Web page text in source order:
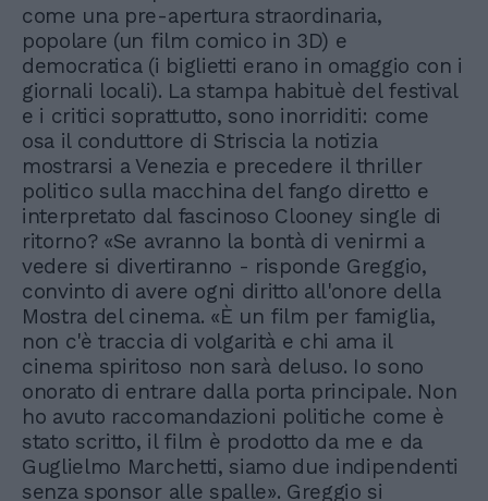
come una pre-apertura straordinaria,
popolare (un film comico in 3D) e
democratica (i biglietti erano in omaggio con i
giornali locali). La stampa habituè del festival
e i critici soprattutto, sono inorriditi: come
osa il conduttore di Striscia la notizia
mostrarsi a Venezia e precedere il thriller
politico sulla macchina del fango diretto e
interpretato dal fascinoso Clooney single di
ritorno? «Se avranno la bontà di venirmi a
vedere si divertiranno - risponde Greggio,
convinto di avere ogni diritto all'onore della
Mostra del cinema. «È un film per famiglia,
non c'è traccia di volgarità e chi ama il
cinema spiritoso non sarà deluso. Io sono
onorato di entrare dalla porta principale. Non
ho avuto raccomandazioni politiche come è
stato scritto, il film è prodotto da me e da
Guglielmo Marchetti, siamo due indipendenti
senza sponsor alle spalle». Greggio si